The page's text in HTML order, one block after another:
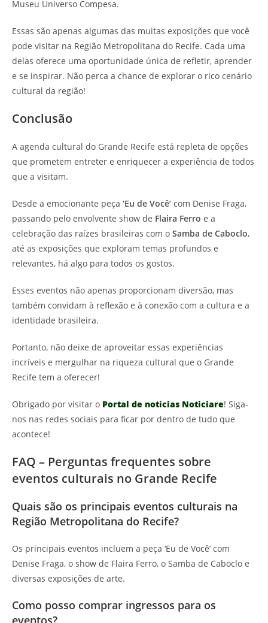
Museu Universo Compesa.
Essas são apenas algumas das muitas exposições que você
pode visitar na Região Metropolitana do Recife. Cada uma
delas oferece uma oportunidade única de refletir, aprender
e se inspirar. Não perca a chance de explorar o rico cenário
cultural da região!
Conclusão
A agenda cultural do Grande Recife está repleta de opções
que prometem entreter e enriquecer a experiência de todos
que a visitam.
Desde a emocionante peça ‘Eu de Você’ com Denise Fraga,
passando pelo envolvente show de Flaira Ferro e a
celebração das raízes brasileiras com o Samba de Caboclo,
até as exposições que exploram temas profundos e
relevantes, há algo para todos os gostos.
Esses eventos não apenas proporcionam diversão, mas
também convidam à reflexão e à conexão com a cultura e a
identidade brasileira.
Portanto, não deixe de aproveitar essas experiências
incríveis e mergulhar na riqueza cultural que o Grande
Recife tem a oferecer!
Obrigado por visitar o Portal de notícias Noticiare! Siga-
nos nas redes sociais para ficar por dentro de tudo que
acontece!
FAQ – Perguntas frequentes sobre
eventos culturais no Grande Recife
Quais são os principais eventos culturais na
Região Metropolitana do Recife?
Os principais eventos incluem a peça ‘Eu de Você’ com
Denise Fraga, o show de Flaira Ferro, o Samba de Caboclo e
diversas exposições de arte.
Como posso comprar ingressos para os
eventos?